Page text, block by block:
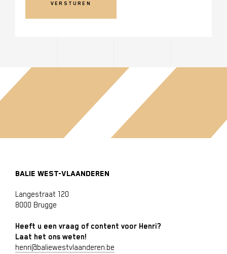
BALIE WEST-VLAANDEREN
Langestraat 120
8000 Brugge
Heeft u een vraag of content voor Henri?
Laat het ons weten!
henri@baliewestvlaanderen.be